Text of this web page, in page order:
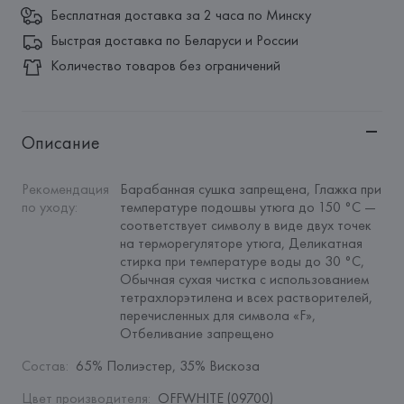
Бесплатная доставка за 2 часа по Минску
Быстрая доставка по Беларуси и России
Количество товаров без ограничений
Описание
Рекомендация
по уходу:
Барабанная сушка запрещена, Глажка при
температуре подошвы утюга до 150 °C —
соответствует символу в виде двух точек
на терморегуляторе утюга, Деликатная
стирка при температуре воды до 30 °C,
Обычная сухая чистка с использованием
тетрахлорэтилена и всех растворителей,
перечисленных для символа «F»,
Отбеливание запрещено
Состав: 65% Полиэстер, 35% Вискоза
Цвет производителя: OFFWHITE (09700)